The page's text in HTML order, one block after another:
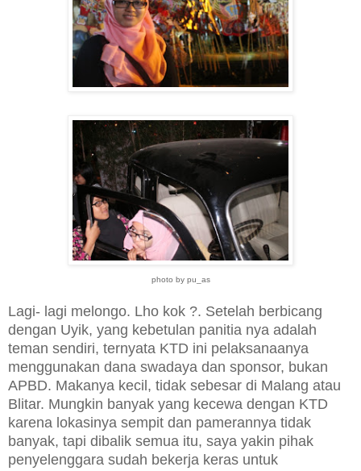
photo by pu_as
Lagi- lagi melongo. Lho kok ?. Setelah berbicang
dengan Uyik, yang kebetulan panitia nya adalah
teman sendiri, ternyata KTD ini pelaksanaanya
menggunakan dana swadaya dan sponsor, bukan
APBD. Makanya kecil, tidak sebesar di Malang atau
Blitar. Mungkin banyak yang kecewa dengan KTD
karena lokasinya sempit dan pamerannya tidak
banyak, tapi dibalik semua itu, saya yakin pihak
penyelenggara sudah bekerja keras untuk